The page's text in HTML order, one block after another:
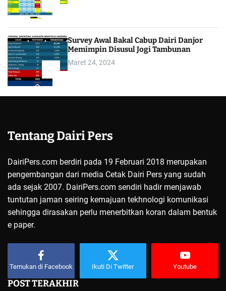
Survey Awal Bakal Cabup Dairi Danjor
Memimpin Disusul Jogi Tambunan
Maret 24, 2024
Tentang Dairi Pers
DairiPers.com berdiri pada 19 Februari 2018 merupakan
pengembangan dari media Cetak Dairi Pers yang sudah
ada sejak 2007. DairiPers.com sendiri hadir menjawab
tuntutan jaman seiring kemajuan tekhnologi komunikasi
sehingga dirasakan perlu menerbitkan koran dalam bentuk
e paper.
Temukan di Facebook Ikuti Di Twitter Youtube
POST TERAKHIR